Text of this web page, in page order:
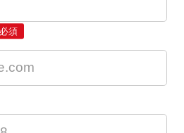
必須